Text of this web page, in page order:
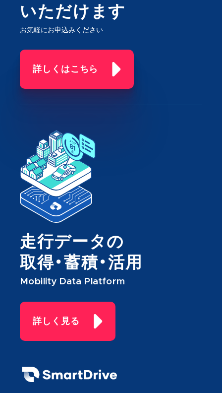
いただけます
お気軽にお申込みください
詳しくはこちら
走行データの
取得・蓄積・活用
Mobility Data Platform
詳しく見る